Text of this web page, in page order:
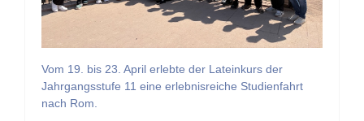
Vom 19. bis 23. April erlebte der Lateinkurs der
Jahrgangsstufe 11 eine erlebnisreiche Studienfahrt
nach Rom.